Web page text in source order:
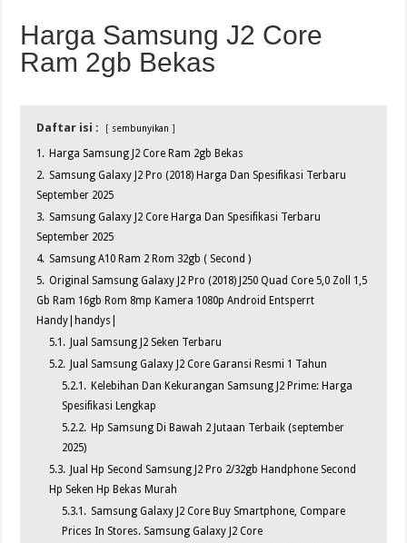
Harga Samsung J2 Core
Ram 2gb Bekas
Daftar isi : sembunyikan
1. Harga Samsung J2 Core Ram 2gb Bekas
2. Samsung Galaxy J2 Pro (2018) Harga Dan Spesifikasi Terbaru
September 2025
3. Samsung Galaxy J2 Core Harga Dan Spesifikasi Terbaru
September 2025
4. Samsung A10 Ram 2 Rom 32gb ( Second )
5. Original Samsung Galaxy J2 Pro (2018) J250 Quad Core 5,0 Zoll 1,5
Gb Ram 16gb Rom 8mp Kamera 1080p Android Entsperrt
Handy|handys|
5.1. Jual Samsung J2 Seken Terbaru
5.2. Jual Samsung Galaxy J2 Core Garansi Resmi 1 Tahun
5.2.1. Kelebihan Dan Kekurangan Samsung J2 Prime: Harga
Spesifikasi Lengkap
5.2.2. Hp Samsung Di Bawah 2 Jutaan Terbaik (september
2025)
5.3. Jual Hp Second Samsung J2 Pro 2/32gb Handphone Second
Hp Seken Hp Bekas Murah
5.3.1. Samsung Galaxy J2 Core Buy Smartphone, Compare
Prices In Stores. Samsung Galaxy J2 Core